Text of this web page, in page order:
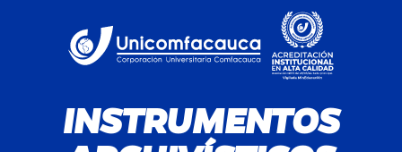
INSTRUMENTOS